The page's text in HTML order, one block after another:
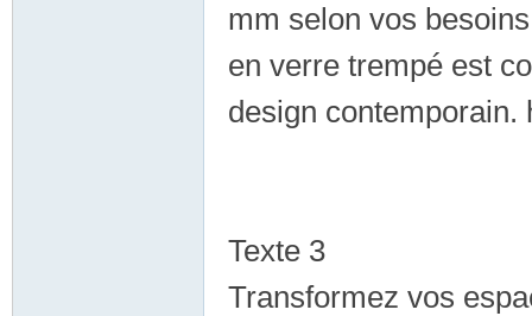
mm selon vos
en verre trempé est
design
Texte 3
Transformez vos